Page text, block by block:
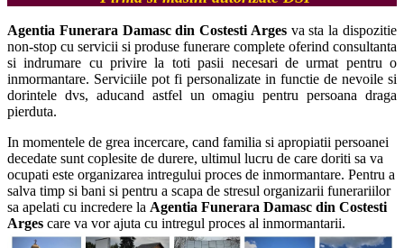
Agentia Funerara Damasc din Costesti Argesva sta la dispozitie
non-stop cu servicii si produse funerare complete oferind consultanta
si indrumare cu privire la toti pasii necesari de urmat pentru o
inmormantare. Serviciile pot fi personalizate in functie de nevoile si
dorintele dvs, aducand astfel un omagiu pentru persoana draga
pierduta.
In momentele de grea incercare, cand familia si apropiatii persoanei
decedate sunt coplesite de durere, ultimul lucru de care doriti sa va
ocupati este organizarea intregului proces de inmormantare. Pentru a
salva timp si bani si pentru a scapa de stresul organizarii funerariilor
sa apelati cu incredere la Agentia Funerara Damasc din Costesti
Arges care va vor ajuta cu intregul proces al inmormantarii.